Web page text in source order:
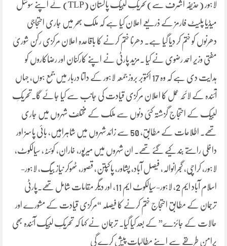
لاہور (حذیفہ اشرف سے)تحریکِ لبیک پاکستان (TLP) نے اپنے سوشل
میڈیا پلیٹ فارمز کے ذریعے اعلان کیا ہے کہ ملک بھر میں جاری احتجاجی
دھرنوں کو ختم کر دیا گیا ہے۔ دھرنا ختم کرنے کا باقاعدہ اعلان مرکزی رکن شوریٰ
مفتی وزیر احمد رضوی نے کیا ۔مزید پارٹی نے اپنے کارکنان اور رضاکاروں کو
ہدایت دی ہے کہ وہ 17 اکتوبر بروز جمعہ لاہور کے داتا دربار میں جمع ہوں، جہاں
آئندہ کے لائحہ عمل کا اعلان مرکزی قیادت کی جانب سے کیا جائے گا۔تحریکِ
لبیک کے احتجاج گزشتہ کئی دنوں سے ملک کے مختلف شہروں میں جاری
تھے۔ اطلاعات کے مطابق، 50 سے زائد شہروں میں شاہراہیں، بائی پاسز اور
داخلی راستے بند کیے گئے تھے۔ ان شہروں میں میرپور، خاران، کوئٹہ، سیالکوٹ،
لاہور، کراچی، گجرانوالہ، فیصل آباد، پشاور، پاکپتن، قصور، ٹھوکر نیاز بیگ، لاہور-
اسلام آباد ایم 2، لاہور-سیالکوٹ ایم 11، اور دیگر مقامات شامل تھے۔پارٹی
ترجمان کے مطابق احتجاج ختم کرنے کا فیصلہ “مرکزی قیادت کے مشورے اور
حالات کے جائزے” کے بعد کیا گیا۔ ترجمان نے کہا کہ تحریکِ لبیک آئندہ بھی
پرامن طریقے سے اپنے مطالبات پیش کرے گی